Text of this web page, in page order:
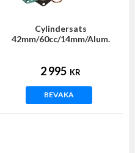
Cylindersats
42mm/60cc/14mm/Alum.
2 995 KR
BEVAKA